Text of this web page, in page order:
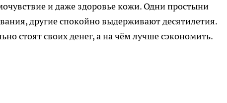
и даже здоровье кожи. Одни простыни
другие спокойно выдерживают десятилетия.
стоят своих денег, а на чём лучше сэкономить.